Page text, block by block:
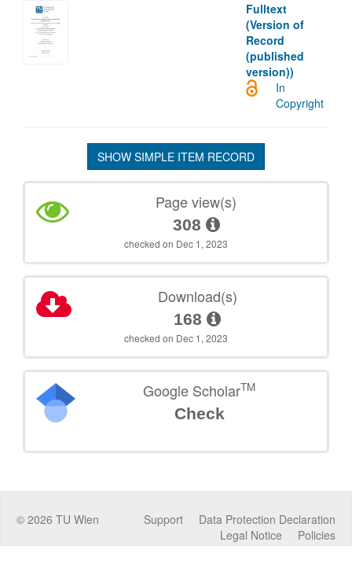
Fulltext
(Version of
Record
(published
version))
In
Copyright
SHOW SIMPLE ITEM RECORD
Page view(s)
308
checked on Dec 1, 2023
Download(s)
168
checked on Dec 1, 2023
Google ScholarTM
Check
© 2026 TU Wien Data Protection Declaration
Support
Policies
Legal Notice